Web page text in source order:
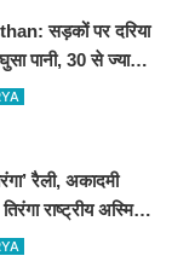
सड़कों पर दरिया
पानी, 30 से ज्यादा
रैली, अकादमी
राष्ट्रीय अस्मिता